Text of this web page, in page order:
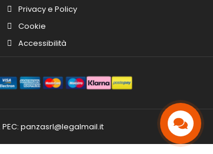
Privacy e Policy
Cookie
Accessibilità
panzasrl@legalmail.it Contattaci!